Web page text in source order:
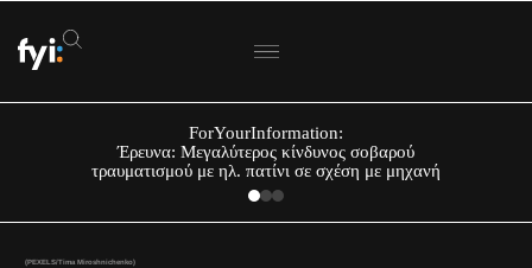
ForYourInformation:
Έρευνα: Μεγαλύτερος κίνδυνος σοβαρού
τραυματισμού με ηλ. πατίνι σε σχέση με μηχανή
(PEXELS/Tima Miroshnichenko)